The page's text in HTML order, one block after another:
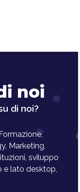
noi
di noi?
Marketing,
sviluppo
lato desktop,